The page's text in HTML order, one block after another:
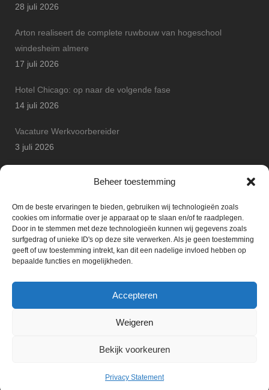
Beheer toestemming
Om de beste ervaringen te bieden, gebruiken wij technologieën zoals
cookies om informatie over je apparaat op te slaan en/of te raadplegen.
Door in te stemmen met deze technologieën kunnen wij gegevens zoals
surfgedrag of unieke ID's op deze site verwerken. Als je geen toestemming
geeft of uw toestemming intrekt, kan dit een nadelige invloed hebben op
bepaalde functies en mogelijkheden.
Accepteren
Weigeren
Bekijk voorkeuren
Privacy Statement
28 juli 2026
Arton realiseert de complete ruwbouw van hogeschool
windesheim almere
17 juli 2026
Hotel Chicago: op naar de volgende fase
14 juli 2026
Vacature Werkvoorbereider
3 juli 2026
© Copyright ARTON 2015